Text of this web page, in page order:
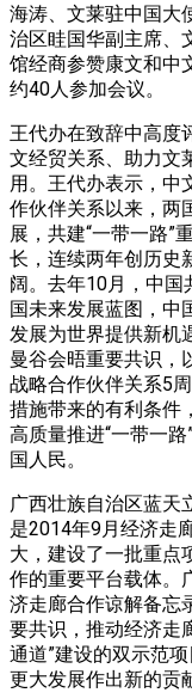
海涛、文莱驻中国大
治区眭国华副主席、
馆经商参赞康文和中
约40人参加会议。
王代办在致辞中高度
文经贸关系、助力文
用。王代办表示，中
作伙伴关系以来，两
展，共建“一带一路”
长，连续两年创历史
阔。去年10月，中国
国未来发展蓝图，中
发展为世界提供新机
曼谷会晤重要共识，
战略合作伙伴关系5
措施带来的有利条件
高质量推进“一带一
国人民。
广西壮族自治区蓝天
是2014年9月经济走
大，建设了一批重点
作的重要平台载体。
济走廊合作谅解备忘
要共识，推动经济走
通道”建设的双示范
更大发展作出新的贡